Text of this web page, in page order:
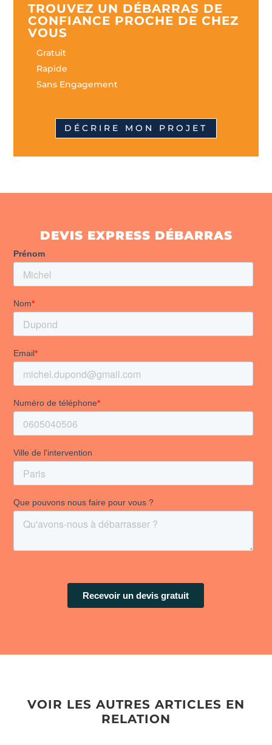
TROUVEZ UN DÉBARRAS DE
CONFIANCE PROCHE DE CHEZ
VOUS
Gratuit
Rapide
Sans Engagement
DÉCRIRE MON PROJET
DEVIS EXPRESS DÉBARRAS
VOIR LES AUTRES ARTICLES EN
RELATION